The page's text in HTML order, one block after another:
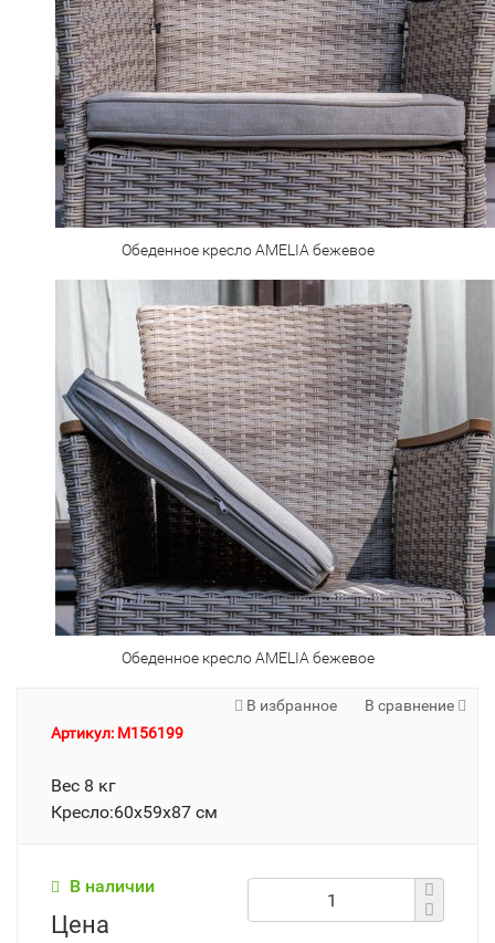
Обеденное кресло AMELIA бежевое
Обеденное кресло AMELIA бежевое
В избранное
В сравнение
Артикул: M156199
Вес 8 кг
Кресло:60х59х87 см
В наличии
Цена